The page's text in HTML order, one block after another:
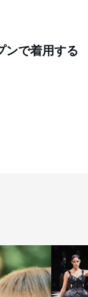
ンで着用する